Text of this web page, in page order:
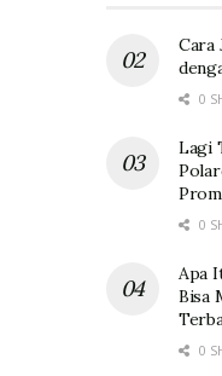
Cara
0
Lagi
0
Apa
Bisa
0